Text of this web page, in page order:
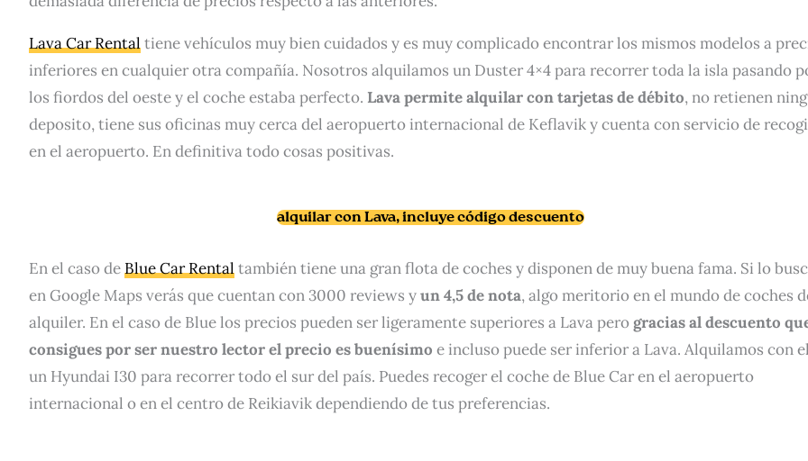
Lava Car Rentaltiene vehículos muy bien cuidados y es muy complicado encontrar los mismos modelos a
inferiores en cualquier otra compañía. Nosotros alquilamos un Duster 4×4 para recorrer toda la isla pasando
los fiordos del oeste y el coche estaba perfecto. Lava permite alquilar con tarjetas de débito, no retienen
deposito, tiene sus oficinas muy cerca del aeropuerto internacional de Keflavik y cuenta con servicio de
en el aeropuerto. En definitiva todo cosas positivas.
alquilar con Lava, incluye código descuento
En el caso deBlue Car Rentaltambién tiene una gran flota de coches y disponen de muy buena fama. Si lo
en Google Maps verás que cuentan con 3000 reviews yun 4,5 de nota, algo meritorio en el mundo de coches
alquiler. En el caso de Blue los precios pueden ser ligeramente superiores a Lava pero gracias al descuento
consigues por ser nuestro lector el precio es buenísimo e incluso puede ser inferior a Lava. Alquilamos con
un Hyundai I30 para recorrer todo el sur del país. Puedes recoger el coche de Blue Car en el aeropuerto
internacional o en el centro de Reikiavik dependiendo de tus preferencias.